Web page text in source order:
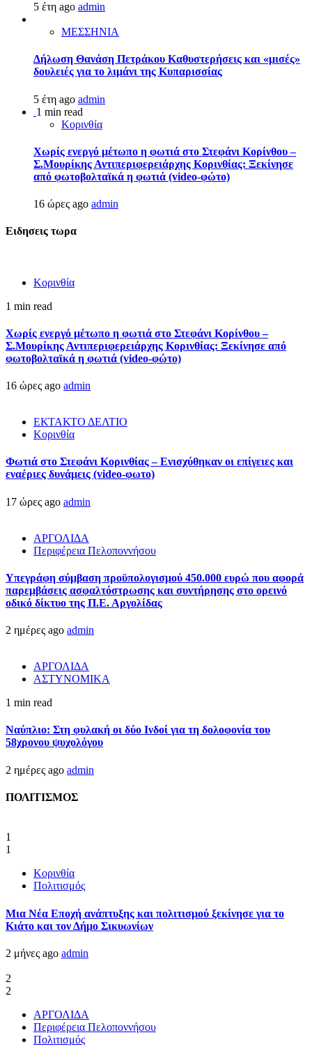
5 έτη ago admin
ΜΕΣΣΗΝΙΑ
Δήλωση Θανάση Πετράκου Καθυστερήσεις και «μισές»
δουλειές για το λιμάνι της Κυπαρισσίας
5 έτη ago admin
1 min read
Κορινθία
Χωρίς ενεργό μέτωπο η φωτιά στο Στεφάνι Κορίνθου –
Σ.Μουρίκης Αντιπεριφερειάρχης Κορινθίας: Ξεκίνησε
από φωτοβολταϊκά η φωτιά (video-φώτο)
16 ώρες ago admin
Ειδησεις τωρα
Κορινθία
1 min read
Χωρίς ενεργό μέτωπο η φωτιά στο Στεφάνι Κορίνθου –
Σ.Μουρίκης Αντιπεριφερειάρχης Κορινθίας: Ξεκίνησε από
φωτοβολταϊκά η φωτιά (video-φώτο)
16 ώρες ago admin
ΕΚΤΑΚΤΟ ΔΕΛΤΙΟ
Κορινθία
Φωτιά στο Στεφάνι Κορινθίας – Ενισχύθηκαν οι επίγειες και
εναέριες δυνάμεις (video-φωτο)
17 ώρες ago admin
ΑΡΓΟΛΙΔΑ
Περιφέρεια Πελοποννήσου
Υπεγράφη σύμβαση προϋπολογισμού 450.000 ευρώ που αφορά
παρεμβάσεις ασφαλτόστρωσης και συντήρησης στο ορεινό
οδικό δίκτυο της Π.Ε. Αργολίδας
2 ημέρες ago admin
ΑΡΓΟΛΙΔΑ
ΑΣΤΥΝΟΜΙΚΑ
1 min read
Ναύπλιο: Στη φυλακή οι δύο Ινδοί για τη δολοφονία του
58χρονου ψυχολόγου
2 ημέρες ago admin
ΠΟΛΙΤΙΣΜΟΣ
1
1
Κορινθία
Πολιτισμός
Μια Νέα Εποχή ανάπτυξης και πολιτισμού ξεκίνησε για το
Κιάτο και τον Δήμο Σικυωνίων
2 μήνες ago admin
2
2
ΑΡΓΟΛΙΔΑ
Περιφέρεια Πελοποννήσου
Πολιτισμός